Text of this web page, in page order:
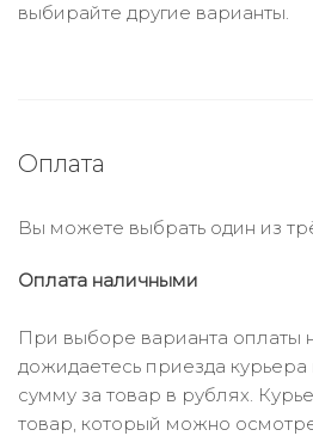
выбирайте другие варианты.
Оплата
Вы можете выбрать один из
Оплата наличными
При выборе варианта оплаты
дожидаетесь приезда
сумму за товар в рублях.
товар, который можно